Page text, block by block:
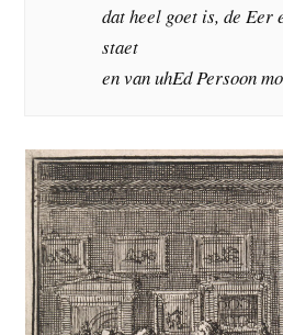
dat heel goet is, de Eer
staet
en van uhEd Persoon